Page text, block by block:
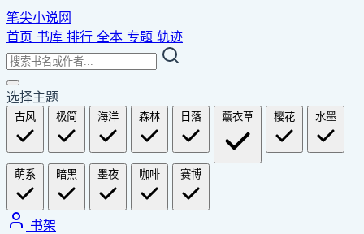
笔尖小说网
首页 书库 排行 全本 专题 轨迹
选择主题
古风 极简 海洋 森林 日落 薰衣草 樱花 水墨
萌系 暗黑 墨夜 咖啡 赛博
书架